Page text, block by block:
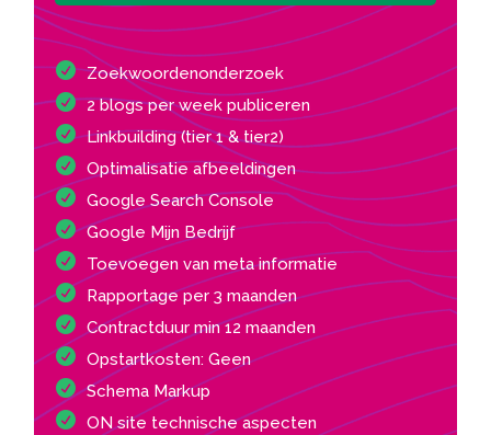
Zoekwoordenonderzoek
2 blogs per week publiceren
Linkbuilding (tier 1 & tier2)
Optimalisatie afbeeldingen
Google Search Console
Google Mijn Bedrijf
Toevoegen van meta informatie
Rapportage per 3 maanden
Contractduur min 12 maanden
Opstartkosten: Geen
Schema Markup
ON site technische aspecten